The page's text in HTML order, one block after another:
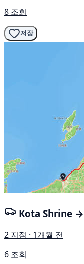
8 조회
저장
Kota Shrine
2 지점 · 1개월 전
6 조회